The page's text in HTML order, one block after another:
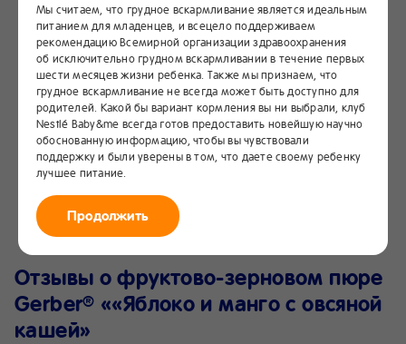
Отзывы о фруктово-зерновом пюре
Gerber® ««Яблоко и манго с овсяной
кашей»
Мы считаем, что грудное вскармливание является идеальным
питанием для младенцев, и всецело поддерживаем
рекомендацию Всемирной организации здравоохранения
об исключительно грудном вскармливании в течение первых
шести месяцев жизни ребенка. Также мы признаем, что
грудное вскармливание не всегда может быть доступно для
родителей. Какой бы вариант кормления вы ни выбрали, клуб
Nestlé Baby&me всегда готов предоставить новейшую научно
обоснованную информацию, чтобы вы чувствовали
поддержку и были уверены в том, что даете своему ребенку
лучшее питание.
Продолжить